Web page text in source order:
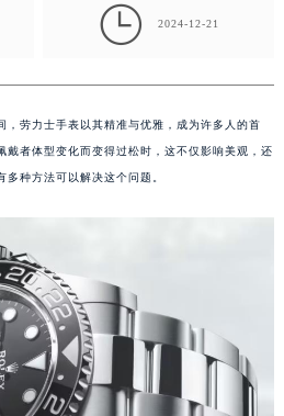
 2024-12-21
，劳力士手表以其精准与优雅，成为许多人的首
戴者体型变化而变得过松时，这不仅影响美观，还
种方法可以解决这个问题。